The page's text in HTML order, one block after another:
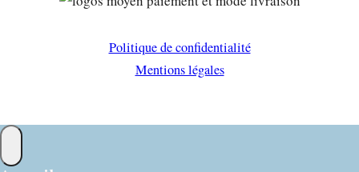
Politique de confidentialité
Mentions légales